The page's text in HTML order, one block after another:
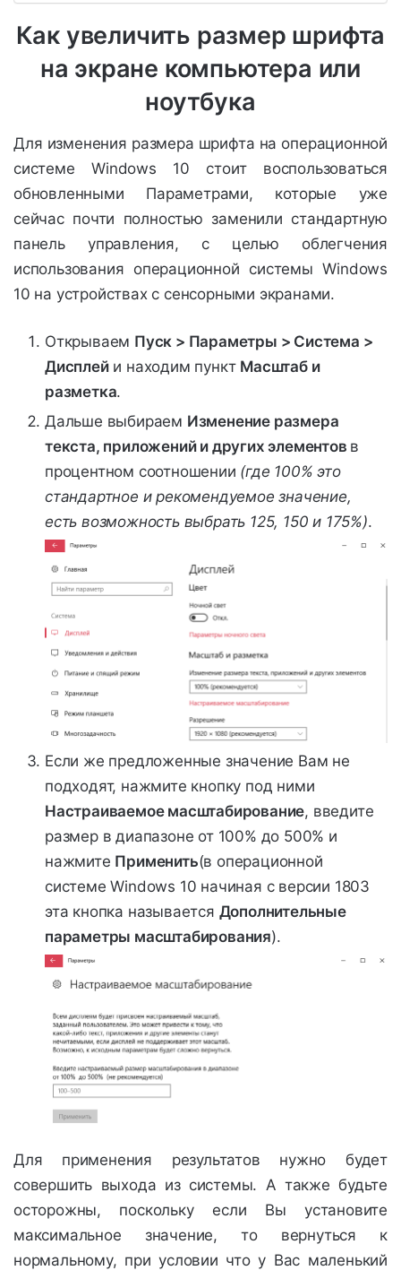
Как увеличить размер шрифта
на экране компьютера или
ноутбука
Для изменения размера шрифта на операционной
системе Windows 10 стоит воспользоваться
обновленными Параметрами, которые уже
сейчас почти полностью заменили стандартную
панель управления, с целью облегчения
использования операционной системы Windows
10 на устройствах с сенсорными экранами.
Открываем Пуск > Параметры > Система >
Дисплейи находим пункт Масштаб и
разметка.
Дальше выбираем Изменение размера
текста, приложений и других элементов в
процентном соотношении (где 100% это
стандартное и рекомендуемое значение,
есть возможность выбрать 125, 150 и 175%).
Если же предложенные значение Вам не
подходят, нажмите кнопку под ними
Настраиваемое масштабирование, введите
размер в диапазоне от 100% до 500% и
нажмите Применить(в операционной
системе Windows 10 начиная с версии 1803
эта кнопка называется Дополнительные
параметры масштабирования).
Для применения результатов нужно будет
совершить выхода из системы. А также будьте
осторожны, поскольку если Вы установите
максимальное значение, то вернуться к
нормальному, при условии что у Вас маленький